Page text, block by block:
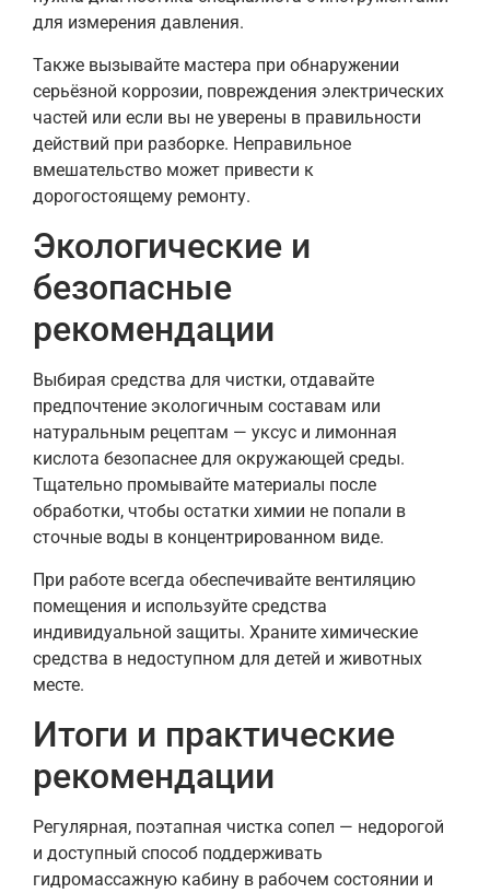
для измерения давления.
Также вызывайте мастера при обнаружении
серьёзной коррозии, повреждения электрических
частей или если вы не уверены в правильности
действий при разборке. Неправильное
вмешательство может привести к
дорогостоящему ремонту.
Экологические и
безопасные
рекомендации
Выбирая средства для чистки, отдавайте
предпочтение экологичным составам или
натуральным рецептам — уксус и лимонная
кислота безопаснее для окружающей среды.
Тщательно промывайте материалы после
обработки, чтобы остатки химии не попали в
сточные воды в концентрированном виде.
При работе всегда обеспечивайте вентиляцию
помещения и используйте средства
индивидуальной защиты. Храните химические
средства в недоступном для детей и животных
месте.
Итоги и практические
рекомендации
Регулярная, поэтапная чистка сопел — недорогой
и доступный способ поддерживать
гидромассажную кабину в рабочем состоянии и